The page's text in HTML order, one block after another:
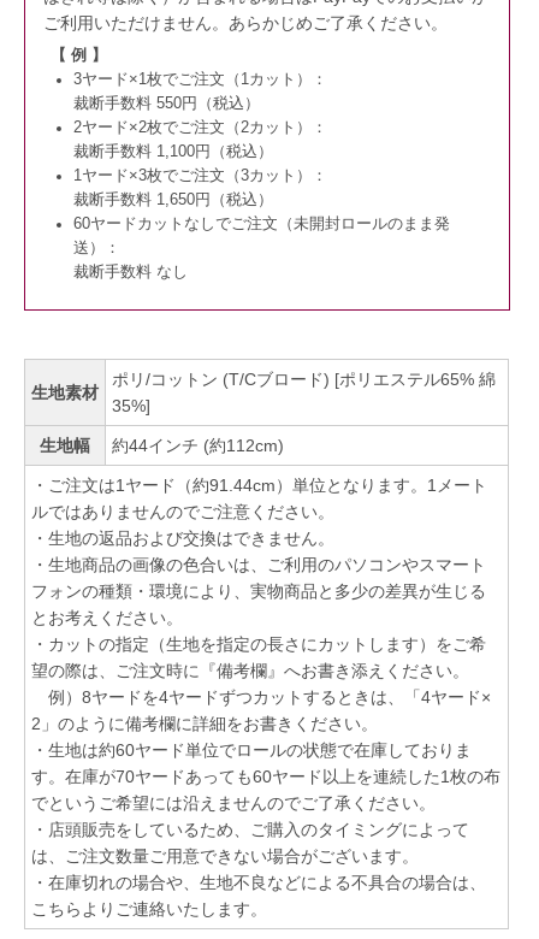
ご利用いただけません。 あらかじめご了承ください。
【 例 】
3ヤード×1枚でご注文（1カット）：
裁断手数料 550円（税込）
2ヤード×2枚でご注文（2カット）：
裁断手数料 1,100円（税込）
1ヤード×3枚でご注文（3カット）：
裁断手数料 1,650円（税込）
60ヤードカットなしでご注文（未開封ロールのまま発
送）：
裁断手数料 なし
生地素材
ポリ/コットン (T/Cブロード) [ポリエステル65% 綿
35%]
生地幅 約44インチ (約112cm)
・ご注文は1ヤード（約91.44cm）単位となります。1メート
ルではありませんのでご注意ください。
・生地の返品および交換はできません。
・生地商品の画像の色合いは、ご利用のパソコンやスマート
フォンの種類・環境により、実物商品と多少の差異が生じる
とお考えください。
・カットの指定（生地を指定の長さにカットします）をご希
望の際は、ご注文時に『備考欄』へお書き添えください。
例）8ヤードを4ヤードずつカットするときは、「4ヤード×
2」のように備考欄に詳細をお書きください。
・生地は約60ヤード単位でロールの状態で在庫しておりま
す。在庫が70ヤードあっても60ヤード以上を連続した1枚の布
でというご希望には沿えませんのでご了承ください。
・店頭販売をしているため、ご購入のタイミングによって
は、ご注文数量ご用意できない場合がございます。
・在庫切れの場合や、生地不良などによる不具合の場合は、
こちらよりご連絡いたします。